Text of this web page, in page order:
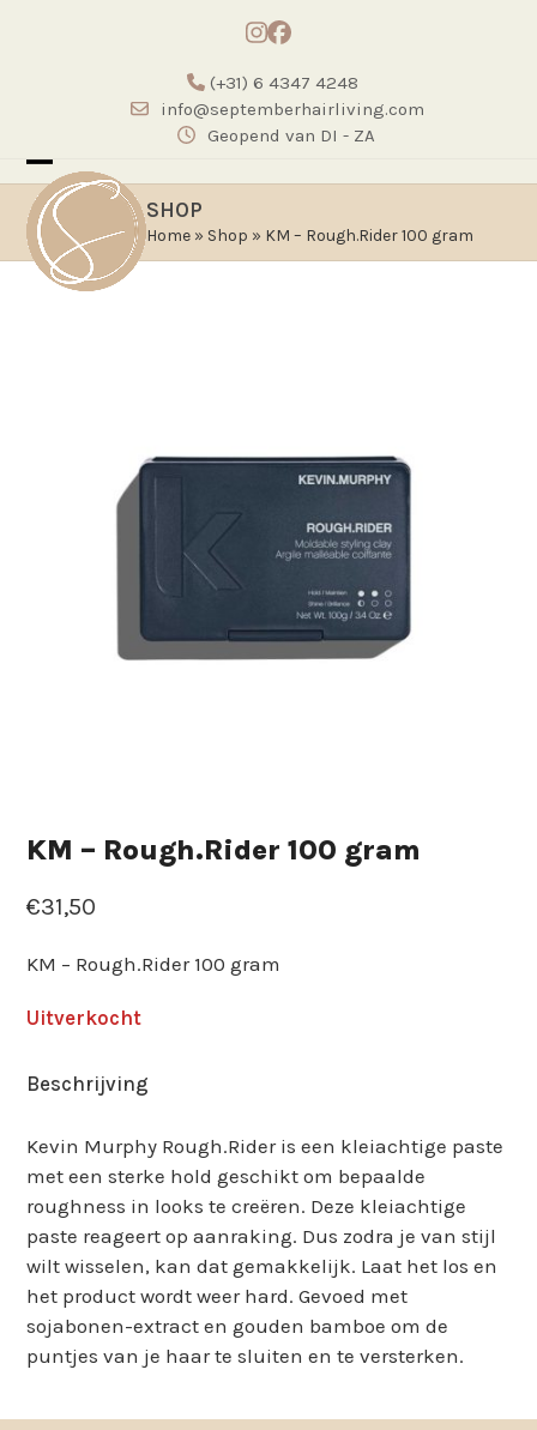
Instagram
Facebook
(+31) 6 4347 4248
info@septemberhairliving.com
Geopend van DI - ZA
Open
mobile
menu
Close
mobile
menu
SHOP
Home » Shop » KM – Rough.Rider 100 gram
KM – Rough.Rider 100 gram
€31,50
KM – Rough.Rider 100 gram
Uitverkocht
Beschrijving
Kevin Murphy Rough.Rider is een kleiachtige paste
met een sterke hold geschikt om bepaalde
roughness in looks te creëren. Deze kleiachtige
paste reageert op aanraking. Dus zodra je van stijl
wilt wisselen, kan dat gemakkelijk. Laat het los en
het product wordt weer hard. Gevoed met
sojabonen-extract en gouden bamboe om de
puntjes van je haar te sluiten en te versterken.